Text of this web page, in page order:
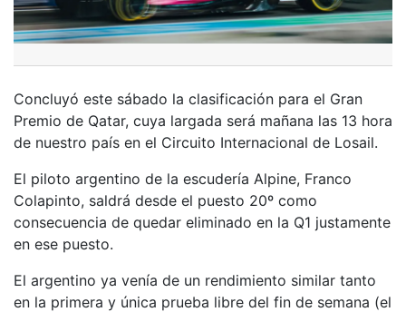
Concluyó este sábado la clasificación para el Gran
Premio de Qatar, cuya largada será mañana las 13 hora
de nuestro país en el Circuito Internacional de Losail.
El piloto argentino de la escudería Alpine, Franco
Colapinto, saldrá desde el puesto 20º como
consecuencia de quedar eliminado en la Q1 justamente
en ese puesto.
El argentino ya venía de un rendimiento similar tanto
en la primera y única prueba libre del fin de semana (el